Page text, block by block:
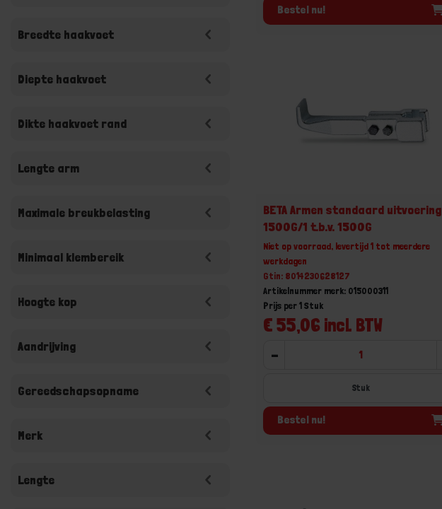
Breedte haakvoet
Diepte haakvoet
Dikte haakvoet rand
Lengte arm
Maximale breukbelasting
Minimaal klembereik
Hoogte kop
Aandrijving
Gereedschapsopname
Merk
Lengte
Bestel nu!
BETA Armen standaard uitvoering
1500G/1 t.b.v. 1500G
Niet op voorraad, levertijd 1 tot meerdere
werkdagen
Gtin: 8014230628127
Artikelnummer merk: 015000311
€ 55,06 incl. BTW
Prijs per 1 Stuk
-
Stuk
Bestel nu!